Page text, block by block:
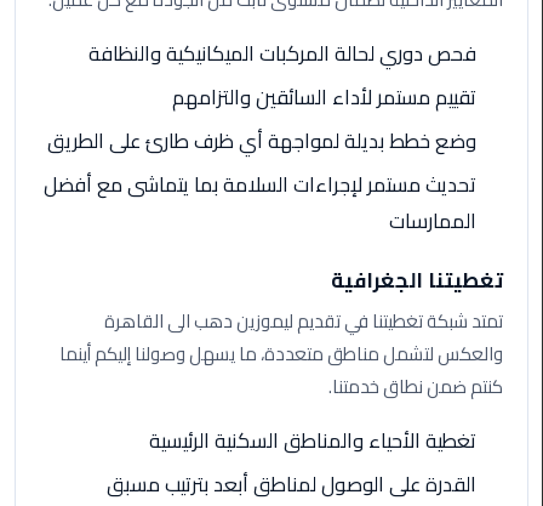
مرسي
تاكسي
اسكندريه
ليموزين
برج
العرب
والإسكندرية
ليموزين
ليموزين
فحص دوري لحالة المركبات الميكانيكية والنظافة
تقييم مستمر لأداء السائقين والتزامهم
وضع خطط بديلة لمواجهة أي ظرف طارئ على الطريق
تحديث مستمر لإجراءات السلامة بما يتماشى مع أفضل
الممارسات
تغطيتنا الجغرافية
تمتد شبكة تغطيتنا في تقديم ليموزين دهب الى القاهرة
والعكس لتشمل مناطق متعددة، ما يسهل وصولنا إليكم أينما
كنتم ضمن نطاق خدمتنا.
تغطية الأحياء والمناطق السكنية الرئيسية
القدرة على الوصول لمناطق أبعد بترتيب مسبق